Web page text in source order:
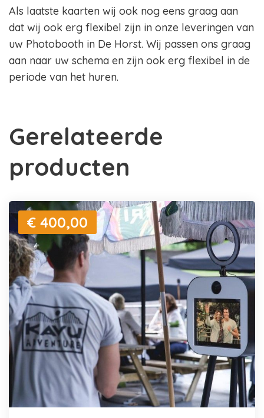
Als laatste kaarten wij ook nog eens graag aan
dat wij ook erg flexibel zijn in onze leveringen van
uw Photobooth in De Horst. Wij passen ons graag
aan naar uw schema en zijn ook erg flexibel in de
periode van het huren.
Gerelateerde
producten
€ 400,00